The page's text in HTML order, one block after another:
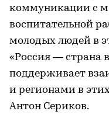
коммуникации с
воспитательной
молодых людей в
«Россия — страна
поддерживает
и регионами в
Антон Сериков.